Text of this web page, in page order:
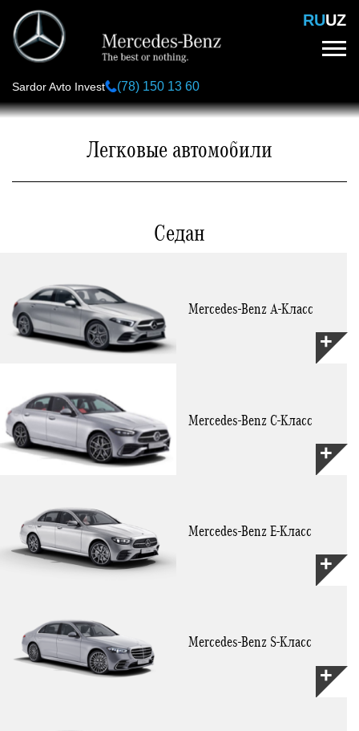
Перейти
основному
содержанию
RUUZ
Sardor Avto Invest (78) 150 13 60
Легковые автомобили
Седан
Mercedes-Benz А-Класс
Mercedes-Benz C-Класс
Mercedes-Benz E-Класс
Mercedes-Benz S-Класс